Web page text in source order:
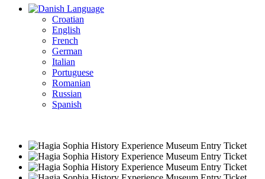
Language
Croatian
English
French
German
Italian
Portuguese
Romanian
Russian
Spanish